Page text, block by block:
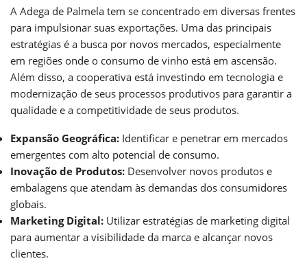
A Adega de Palmela tem se concentrado em diversas frentes
para impulsionar suas exportações. Uma das principais
estratégias é a busca por novos mercados, especialmente
em regiões onde o consumo de vinho está em ascensão.
Além disso, a cooperativa está investindo em tecnologia e
modernização de seus processos produtivos para garantir a
qualidade e a competitividade de seus produtos.
Expansão Geográfica: Identificar e penetrar em mercados
emergentes com alto potencial de consumo.
Inovação de Produtos: Desenvolver novos produtos e
embalagens que atendam às demandas dos consumidores
globais.
Marketing Digital: Utilizar estratégias de marketing digital
para aumentar a visibilidade da marca e alcançar novos
clientes.